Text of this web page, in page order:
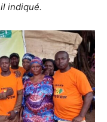
indiqué.